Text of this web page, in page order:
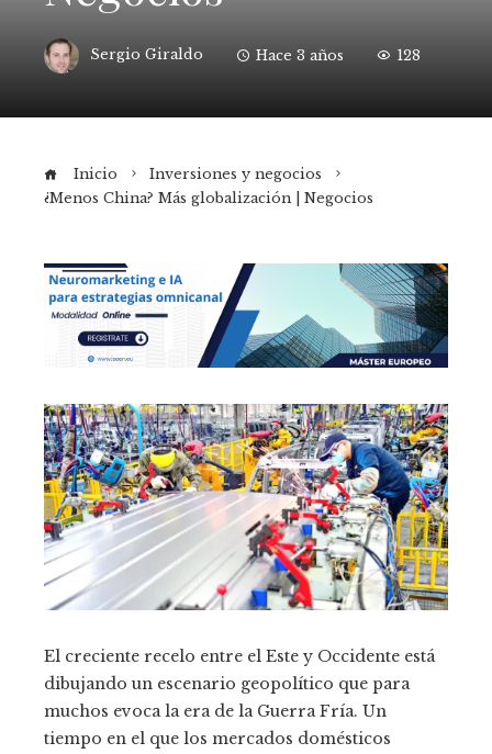
Sergio Giraldo Hace 3 años 128
Inicio
Inversiones y negocios
¿Menos China? Más globalización | Negocios
El creciente recelo entre el Este y Occidente está
dibujando un escenario geopolítico que para
muchos evoca la era de la Guerra Fría. Un
tiempo en el que los mercados domésticos